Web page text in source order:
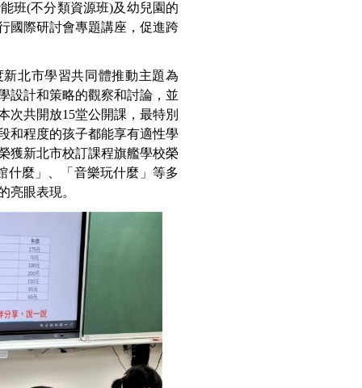
班(不分類資源班)及幼兒園的
國際研討會專題講座，促進跨
北市學習共同體推動主題為
設計和策略的觀察和討論，並
次共開放15堂公開課，最特別
和程度的孩子都能享有適性學
獲新北市校訂課程旗艦學校榮
什麼」、「音樂玩什麼」等多
亮眼表現。